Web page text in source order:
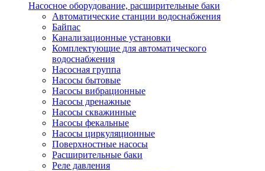
Насосное оборудование, расширительные баки
Автоматические станции водоснабжения
Байпас
Канализационные установки
Комплектующие для автоматического
водоснабжения
Насосная группа
Насосы бытовые
Насосы вибрационные
Насосы дренажные
Насосы скважинные
Насосы фекальные
Насосы циркуляционные
Поверхностные насосы
Расширительные баки
Реле давления